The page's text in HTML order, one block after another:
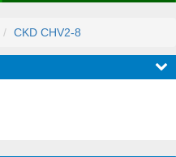
CKD CHV2-8